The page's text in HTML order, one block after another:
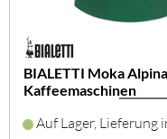
BIALETTI Moka
Kaffeemaschinen
Auf Lager, Lieferung